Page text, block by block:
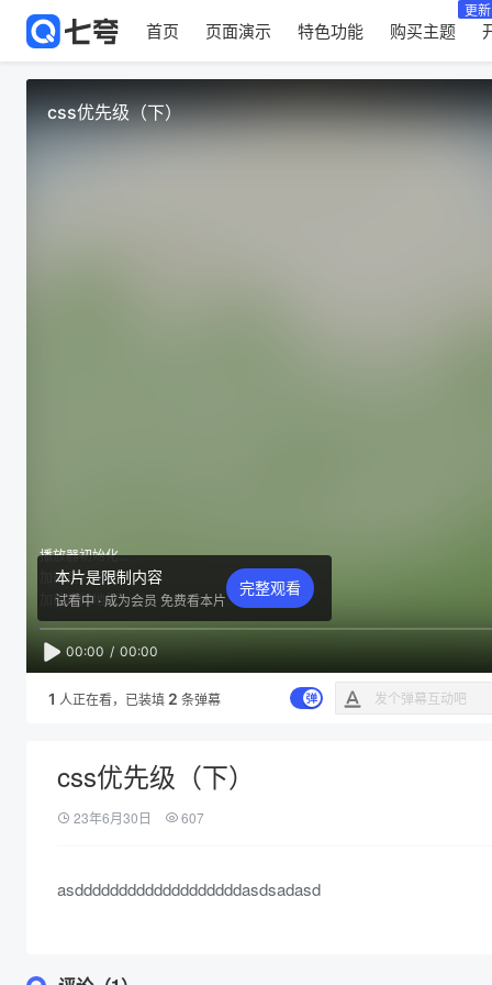
首页 页面演示 特色功能 购买主题
更新
css优先级（下）
播放器初始化...
加载用户配置...
加载视频地址...
00:00 / 00:00
本片是限制内容
试看中 · 成为会员 免费看本片
完整观看
1 人正在看，已装填 2 条弹幕
css优先级（下）
23年6月30日 607
asdddddddddddddddddddasdsadasd